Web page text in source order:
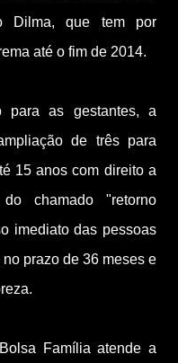
Dilma, que tem por
até o fim de 2014.
para as gestantes, a
de três para
15 anos com direito a
chamado "retorno
imediato das pessoas
prazo de 36 meses e
Família atende a